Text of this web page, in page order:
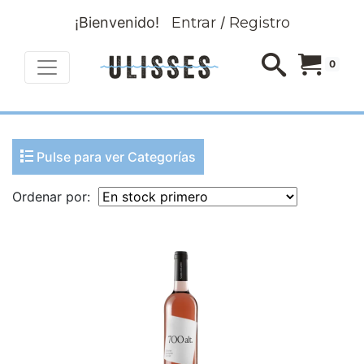
¡Bienvenido! Entrar/ Registro
0
Pulse para ver Categorías
Ordenar por: